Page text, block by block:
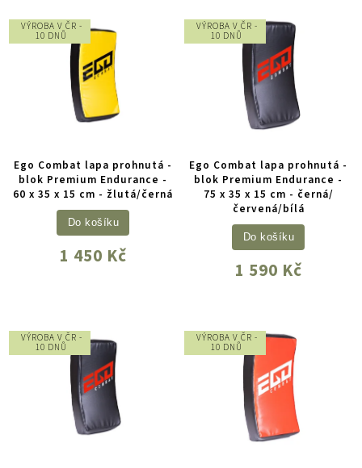
VÝROBA V ČR -
10 DNŮ
Ego Combat lapa prohnutá -
blok Premium Endurance -
60 x 35 x 15 cm - žlutá/černá
1 450 Kč
Do košíku
VÝROBA V ČR -
10 DNŮ
Ego Combat lapa prohnutá -
blok Premium Endurance -
75 x 35 x 15 cm - černá/
červená/bílá
1 590 Kč
Do košíku
VÝROBA V ČR -
10 DNŮ
VÝROBA V ČR -
10 DNŮ